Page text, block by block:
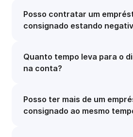
Posso contratar um
consignado estando
Quanto tempo leva para o
na conta?
Posso ter mais de um
consignado ao mesmo